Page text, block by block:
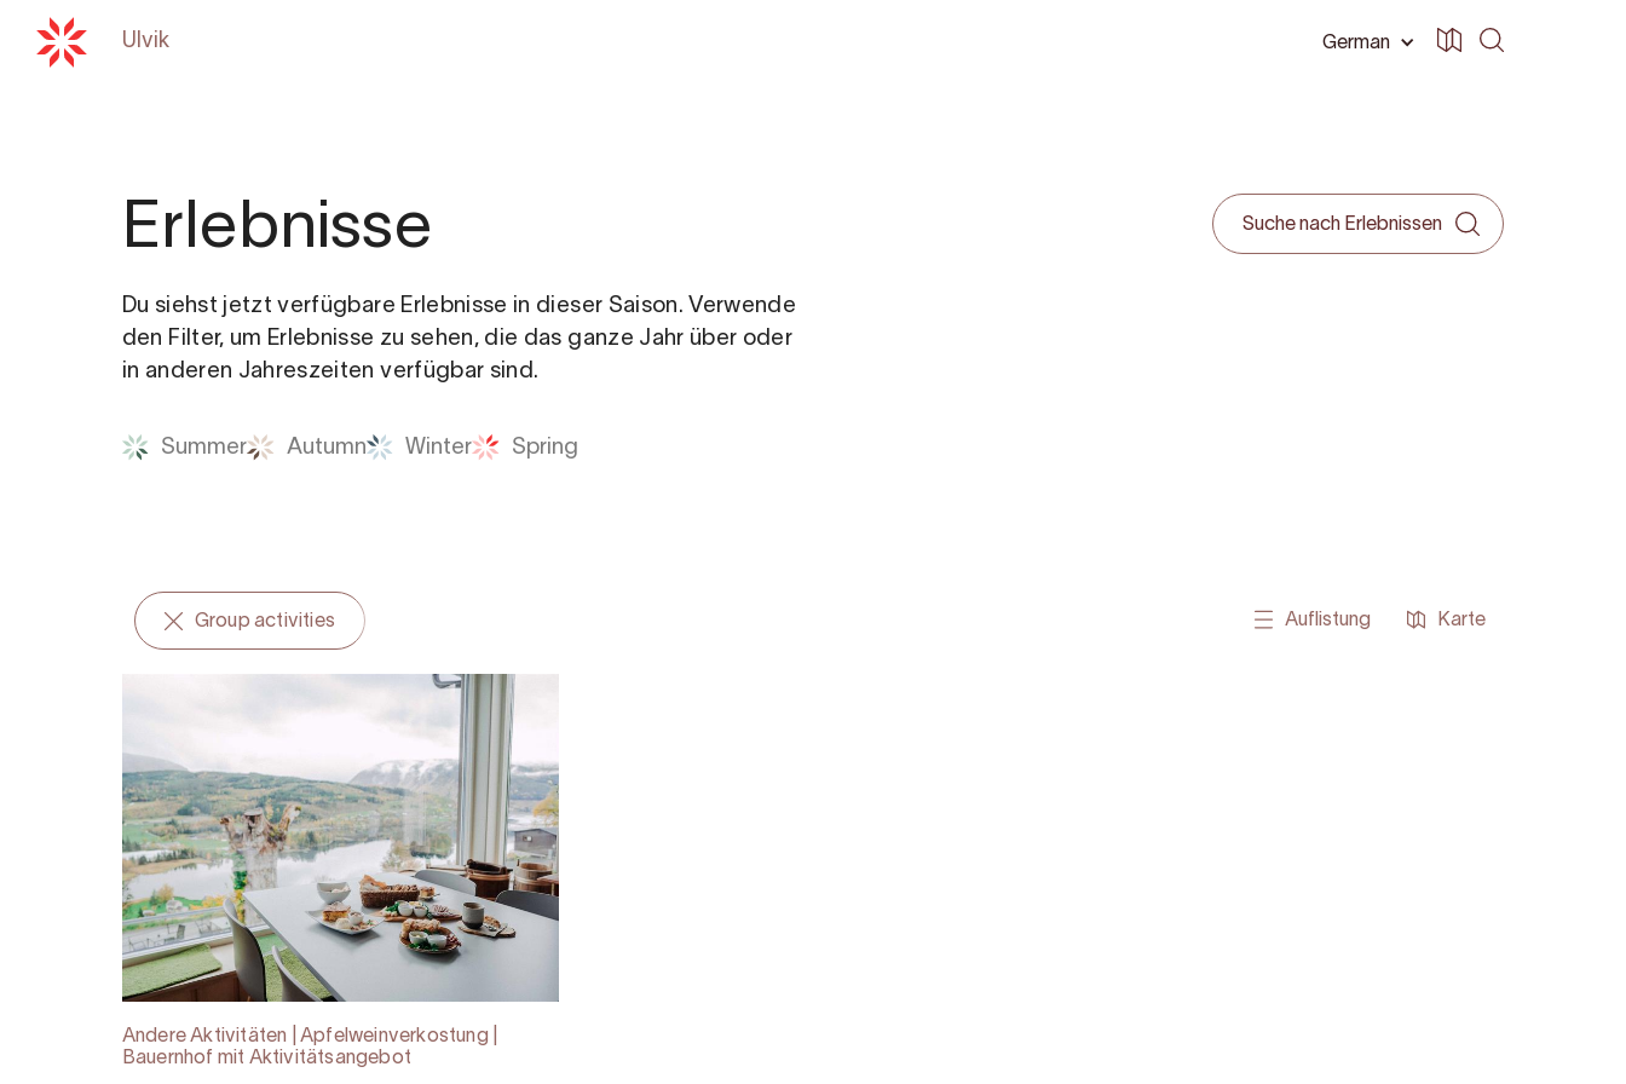
German
Ulvik
Erlebnisse
Du siehst jetzt verfügbare Erlebnisse in dieser Saison. Verwende
den Filter, um Erlebnisse zu sehen, die das ganze Jahr über oder
in anderen Jahreszeiten verfügbar sind.
Summer Autumn Winter Spring
Group activities Auflistung Karte
Andere Aktivitäten | Apfelweinverkostung |
Bauernhof mit Aktivitätsangebot